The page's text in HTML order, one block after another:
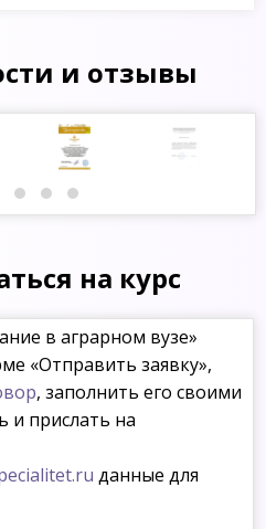
и отзывы
на курс
в аграрном вузе»
«Отправить заявку»,
, заполнить его своими
и прислать на
данные для